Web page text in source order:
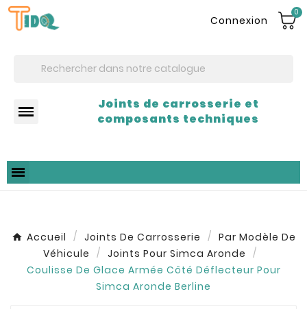
Connexion
0
Joints de carrosserie et
composants techniques
Accueil Joints De Carrosserie
Par Modèle De
Véhicule
Joints Pour Simca Aronde
Coulisse De Glace Armée Côté Déflecteur Pour
Simca Aronde Berline